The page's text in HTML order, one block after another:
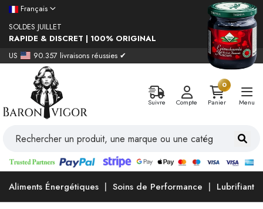
Français
SOLDES JUILLET
RAPIDE & DISCRET | 100% ORIGINAL
US
90.357 livraisons réussies ✔
Suivre Compte
0
Panier
Menu
Aliments Énergétiques Soins de Performance Lubrifiants